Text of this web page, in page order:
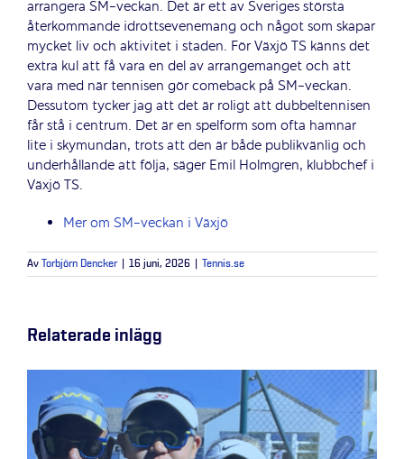
arrangera SM-veckan. Det är ett av Sveriges största
återkommande idrottsevenemang och något som skapar
mycket liv och aktivitet i staden. För Växjö TS känns det
extra kul att få vara en del av arrangemanget och att
vara med när tennisen gör comeback på SM-veckan.
Dessutom tycker jag att det är roligt att dubbeltennisen
får stå i centrum. Det är en spelform som ofta hamnar
lite i skymundan, trots att den är både publikvänlig och
underhållande att följa, säger Emil Holmgren, klubbchef i
Växjö TS.
Mer om SM-veckan i Växjö
Av Torbjörn Dencker 16 juni, 2026 Tennis.se
Relaterade inlägg